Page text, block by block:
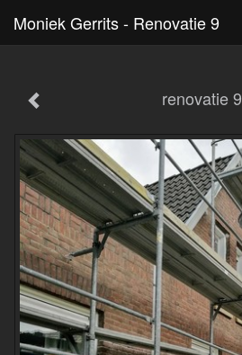
Moniek Gerrits - Renovatie 9
renovatie 9